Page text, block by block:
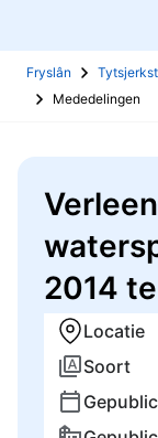
Fryslân
Mededelingen
2014
Locatie
Soort